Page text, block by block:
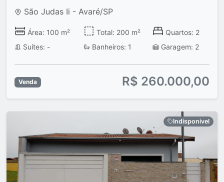
São Judas Ii - Avaré/SP
Área: 100 m² Total: 200 m²
Quartos: 2
Suítes: -
Banheiros: 1 Garagem: 2
Venda R$ 260.000,00
Indisponivel